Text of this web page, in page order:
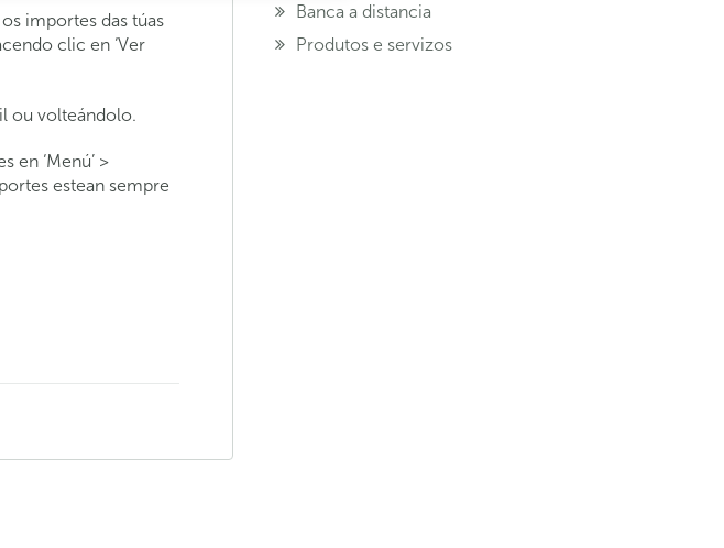
importes das túas
clic en ‘Ver
ou volteándolo.
‘Menú’ >
estean sempre
Banca a distancia
Produtos e servizos